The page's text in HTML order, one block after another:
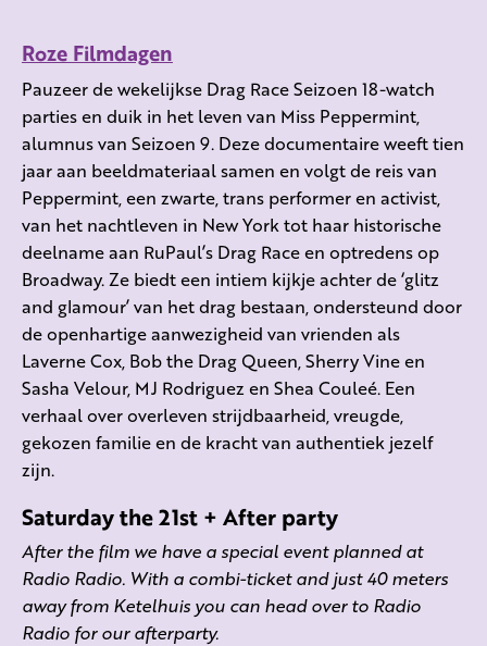
Roze Filmdagen
Pauzeer de wekelijkse Drag Race Seizoen 18-watch
parties en duik in het leven van Miss Peppermint,
alumnus van Seizoen 9. Deze documentaire weeft tien
jaar aan beeldmateriaal samen en volgt de reis van
Peppermint, een zwarte, trans performer en activist,
van het nachtleven in New York tot haar historische
deelname aan RuPaul’s Drag Race en optredens op
Broadway. Ze biedt een intiem kijkje achter de ‘glitz
and glamour’ van het drag bestaan, ondersteund door
de openhartige aanwezigheid van vrienden als
Laverne Cox, Bob the Drag Queen, Sherry Vine en
Sasha Velour, MJ Rodriguez en Shea Couleé. Een
verhaal over overleven strijdbaarheid, vreugde,
gekozen familie en de kracht van authentiek jezelf
zijn.
Saturday the 21st + After party
After the film we have a special event planned at
Radio Radio. With a combi-ticket and just 40 meters
away from Ketelhuis you can head over to Radio
Radio for our afterparty.